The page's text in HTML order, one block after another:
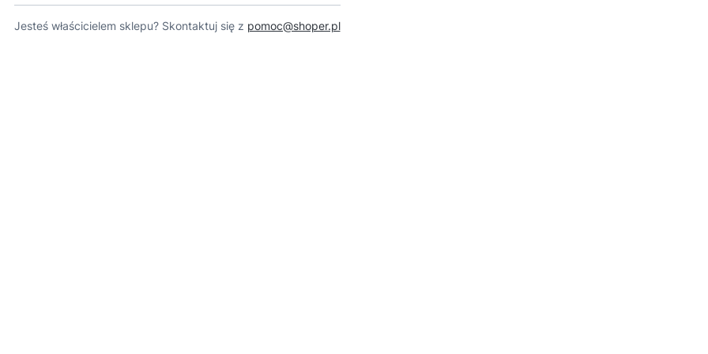
Jesteś właścicielem sklepu? Skontaktuj się z pomoc@shoper.pl